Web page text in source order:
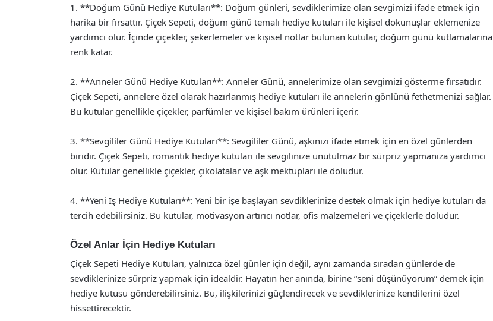
1. **Doğum Günü Hediye Kutuları**: Doğum günleri, sevdiklerimize olan sevgimizi ifade etmek için
harika bir fırsattır. Çiçek Sepeti, doğum günü temalı hediye kutuları ile kişisel dokunuşlar eklemenize
yardımcı olur. İçinde çiçekler, şekerlemeler ve kişisel notlar bulunan kutular, doğum günü kutlamalarına
renk katar.
2. **Anneler Günü Hediye Kutuları**: Anneler Günü, annelerimize olan sevgimizi gösterme fırsatıdır.
Çiçek Sepeti, annelere özel olarak hazırlanmış hediye kutuları ile annelerin gönlünü fethetmenizi sağlar.
Bu kutular genellikle çiçekler, parfümler ve kişisel bakım ürünleri içerir.
3. **Sevgililer Günü Hediye Kutuları**: Sevgililer Günü, aşkınızı ifade etmek için en özel günlerden
biridir. Çiçek Sepeti, romantik hediye kutuları ile sevgilinize unutulmaz bir sürpriz yapmanıza yardımcı
olur. Kutular genellikle çiçekler, çikolatalar ve aşk mektupları ile doludur.
4. **Yeni İş Hediye Kutuları**: Yeni bir işe başlayan sevdiklerinize destek olmak için hediye kutuları da
tercih edebilirsiniz. Bu kutular, motivasyon artırıcı notlar, ofis malzemeleri ve çiçeklerle doludur.
Özel Anlar İçin Hediye Kutuları
Çiçek Sepeti Hediye Kutuları, yalnızca özel günler için değil, aynı zamanda sıradan günlerde de
sevdiklerinize sürpriz yapmak için idealdir. Hayatın her anında, birine “seni düşünüyorum” demek için
hediye kutusu gönderebilirsiniz. Bu, ilişkilerinizi güçlendirecek ve sevdiklerinize kendilerini özel
hissettirecektir.